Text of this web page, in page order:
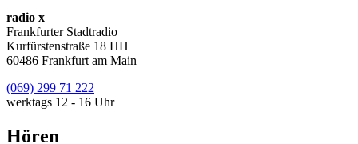
radio x
Frankfurter Stadtradio
Kurfürstenstraße 18 HH
60486 Frankfurt am Main
(069) 299 71 222
werktags 12 - 16 Uhr
Hören